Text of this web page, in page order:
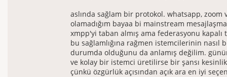
aslında sağlam bir protokol. whatsapp, zoom
olamadığım bayaa bi mainstream
xmpp'yi taban almış ama federasyonu
bu sağlamlığına rağmen istemcilerinin nasıl
durumda olduğunu da anlamış değilim.
ve kolay bir istemci üretilirse bir şansı
çünkü özgürlük açısından açık ara en iyi